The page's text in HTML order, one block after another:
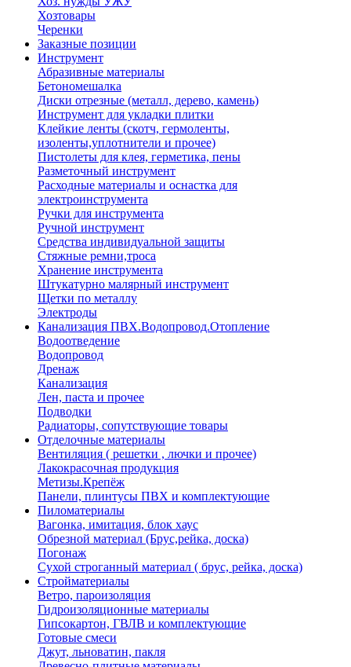
Хозтовары
Черенки
Заказные позиции
Инструмент
Абразивные материалы
Бетономешалка
Диски отрезные (металл, дерево, камень)
Инструмент для укладки плитки
Клейкие ленты (скотч, гермоленты,
изоленты,уплотнители и прочее)
Пистолеты для клея, герметика, пены
Разметочный инструмент
Расходные материалы и оснастка для
электроинструмента
Ручки для инструмента
Ручной инструмент
Средства индивидуальной защиты
Стяжные ремни,троса
Хранение инструмента
Штукатурно малярный инструмент
Щетки по металлу
Электроды
Канализация ПВХ.Водопровод.Отопление
Водоотведение
Водопровод
Дренаж
Канализация
Лен, паста и прочее
Подводки
Радиаторы, сопутствующие товары
Отделочные материалы
Вентиляция ( решетки , лючки и прочее)
Лакокрасочная продукция
Метизы.Крепёж
Панели, плинтусы ПВХ и комплектующие
Пиломатериалы
Вагонка, имитация, блок хаус
Обрезной материал (Брус,рейка, доска)
Погонаж
Сухой строганный материал ( брус, рейка, доска)
Стройматериалы
Ветро, пароизоляция
Гидроизоляционные материалы
Гипсокартон, ГВЛВ и комплектующие
Готовые смеси
Джут, льноватин, пакля